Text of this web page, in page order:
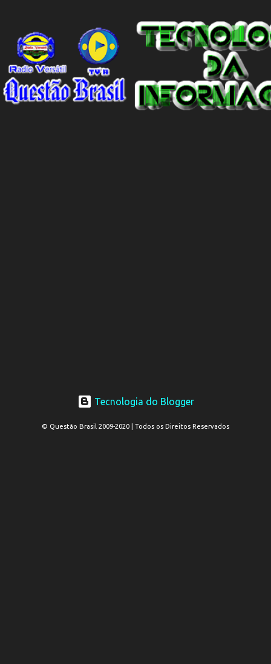
futebol brasileiros foram convidados a comentar sobre o incidente
envolvendo Vinicius Junior. Eles afirmaram que embora o racismo
seja um problema global, é importante reconhecer que a Espanha
não é um país racista em si. No entanto, existem indivíduos racistas
em todas as partes do mundo, incluindo a Espanha. É essencial
separar o comportamento desses indivíduos racistas da sociedade
Tecnologia do Blogger
© Questão Brasil 2009-2020 | Todos os Direitos Reservados